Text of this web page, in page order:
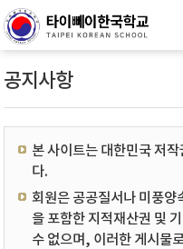
공지사항
본 사이트는 대한민국 저
다.
회원은 공공질서나 미풍양
을 포함한 지적재산권 및
수 없으며, 이러한 게시물